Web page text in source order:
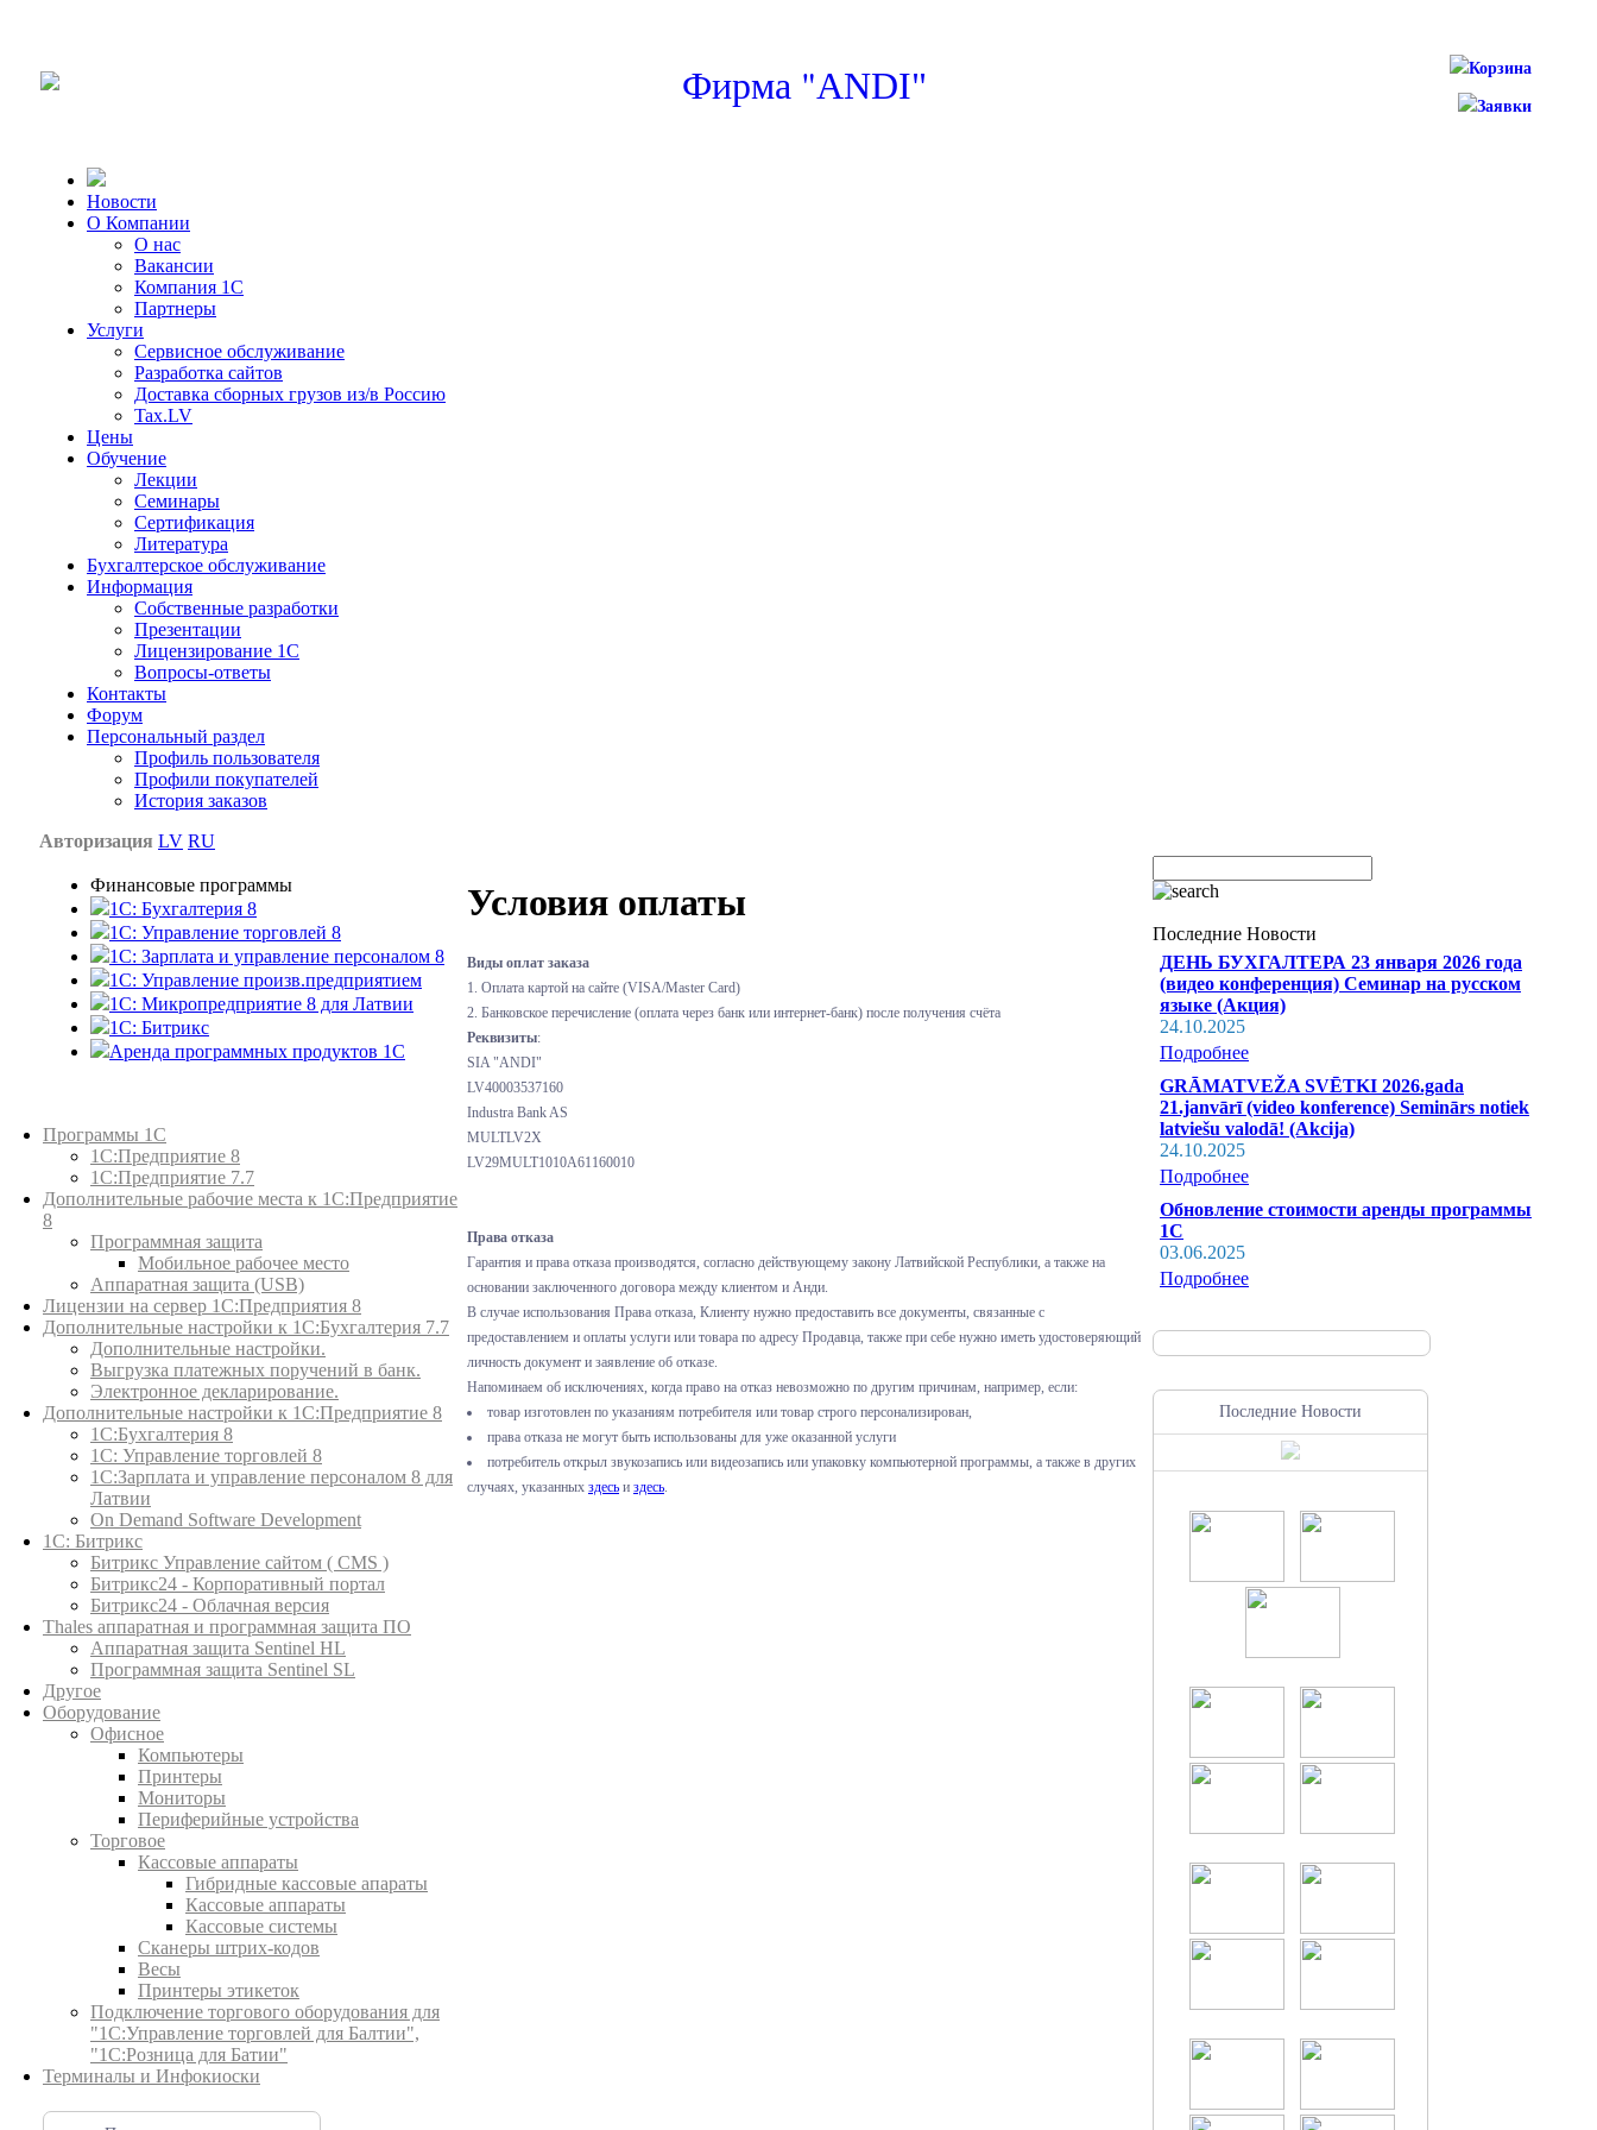
Фирма "ANDI" Корзина
Заявки
Новости
О Компании
О нас
Вакансии
Компания 1С
Партнеры
Услуги
Сервисное обслуживание
Разработка сайтов
Доставка сборных грузов из/в Россию
Tax.LV
Цены
Обучение
Лекции
Семинары
Сертификация
Литература
Бухгалтерское обслуживание
Информация
Собственные разработки
Презентации
Лицензирование 1С
Вопросы-ответы
Контакты
Форум
Персональный раздел
Профиль пользователя
Профили покупателей
История заказов
Авторизация LV RU
Финансовые программы
1С: Бухгалтерия 8
1C: Управление торговлей 8
1C: Зарплата и управление персоналом 8
1C: Управление произв.предприятием
1С: Микропредприятие 8 для Латвии
1C: Битрикс
Аренда программных продуктов 1С
Программы 1С
1С:Предприятие 8
1С:Предприятие 7.7
Дополнительные рабочие места к 1С:Предприятие
8
Программная защита
Мобильное рабочее место
Аппаратная защита (USB)
Лицензии на сервер 1С:Предприятия 8
Дополнительные настройки к 1С:Бухгалтерия 7.7
Дополнительные настройки.
Выгрузка платежных поручений в банк.
Электронное декларирование.
Дополнительные настройки к 1С:Предприятие 8
1С:Бухгалтерия 8
1C: Управление торговлей 8
1С:Зарплата и управление персоналом 8 для
Латвии
On Demand Software Development
1С: Битрикс
Битрикс Управление сайтом ( CMS )
Битрикс24 - Корпоративный портал
Битрикс24 - Облачная версия
Thales аппаратная и программная защита ПО
Аппаратная защита Sentinel HL
Программная защита Sentinel SL
Другое
Оборудование
Офисное
Компьютеры
Принтеры
Мониторы
Периферийные устройства
Торговое
Кассовые аппараты
Гибридные кассовые апараты
Кассовые аппараты
Кассовые системы
Сканеры штрих-кодов
Весы
Принтеры этикеток
Подключение торгового оборудования для
"1С:Управление торговлей для Балтии",
"1С:Розница для Батии"
Терминалы и Инфокиоски
Условия оплаты
Виды оплат заказа
1. Оплата картой на сайте (VISA/Master Card)
2. Банковское перечисление (оплата через банк или интернет-банк) после получения счёта
Реквизиты:
SIA "ANDI"
LV40003537160
Industra Bank AS
MULTLV2X
LV29MULT1010A61160010
Права отказа
Гарантия и права отказа производятся, согласно действующему закону Латвийской Республики, а также на
основании заключенного договора между клиентом и Анди.
В случае использования Права отказа, Клиенту нужно предоставить все документы, связанные с
предоставлением и оплаты услуги или товара по адресу Продавца, также при себе нужно иметь удостоверяющий
личность документ и заявление об отказе.
Напоминаем об исключениях, когда право на отказ невозможно по другим причинам, например, если:
товар изготовлен по указаниям потребителя или товар строго персонализирован,
права отказа не могут быть использованы для уже оказанной услуги
потребитель открыл звукозапись или видеозапись или упаковку компьютерной программы, а также в других
случаях, указанных здесь и здесь.
Последние Новости
ДЕНЬ БУХГАЛТЕРА 23 января 2026 года
(видео конференция) Семинар на русском
языке (Акция)
24.10.2025
Подробнее
GRĀMATVEŽA SVĒTKI 2026.gada
21.janvārī (video konference) Seminārs notiek
latviešu valodā! (Akcija)
24.10.2025
Подробнее
Обновление стоимости аренды программы
1С
03.06.2025
Подробнее
Последние Новости